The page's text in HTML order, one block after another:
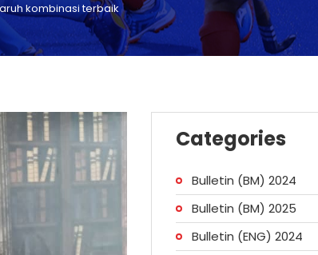
kombinasi terbaik
Categories
Bulletin (BM) 2024
Bulletin (BM) 2025
Bulletin (ENG) 2024